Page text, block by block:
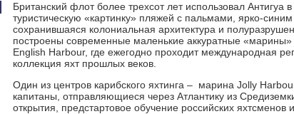
Британский флот более трехсот лет использовал
туристическую «картинку» пляжей с пальмами, ярко-
сохранившаяся колониальная архитектура и
построены современные маленькие аккуратные
English Harbour, где ежегодно проходит международная
коллекция яхт прошлых веков.
Один из центров карибского яхтинга – марина Jolly
капитаны, отправляющиеся через Атлантику из
открытия, предстартовое обучение российских яхтсменов